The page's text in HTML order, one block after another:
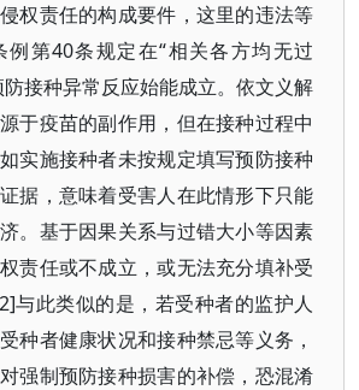
权责任的构成要件，这里的违法等
例第40条规定在“相关各方均无过
接种异常反应始能成立。依文义解
于疫苗的副作用，但在接种过程中
实施接种者未按规定填写预防接种
据，意味着受害人在此情形下只能
。基于因果关系与过错大小等因素
责任或不成立，或无法充分填补受
与此类似的是，若受种者的监护人
种者健康状况和接种禁忌等义务，
强制预防接种损害的补偿，恐混淆